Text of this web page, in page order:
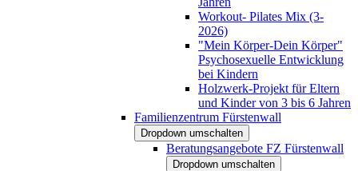
Workout- Pilates Mix (3-
2026)
"Mein Körper-Dein Körper"
Psychosexuelle Entwicklung
bei Kindern
Holzwerk-Projekt für Eltern
und Kinder von 3 bis 6 Jahren
Familienzentrum Fürstenwall
Dropdown umschalten
Beratungsangebote FZ Fürstenwall
Dropdown umschalten